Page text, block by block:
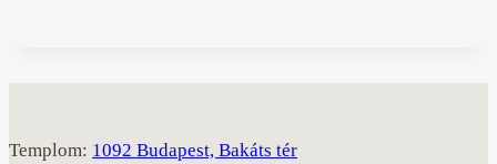
Templom: 1092 Budapest, Bakáts tér